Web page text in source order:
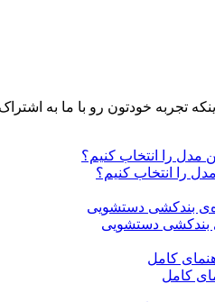
تجربه خودتون رو با ما به
را انتخاب کنیم؟
بندکشی دستشویی
کامل